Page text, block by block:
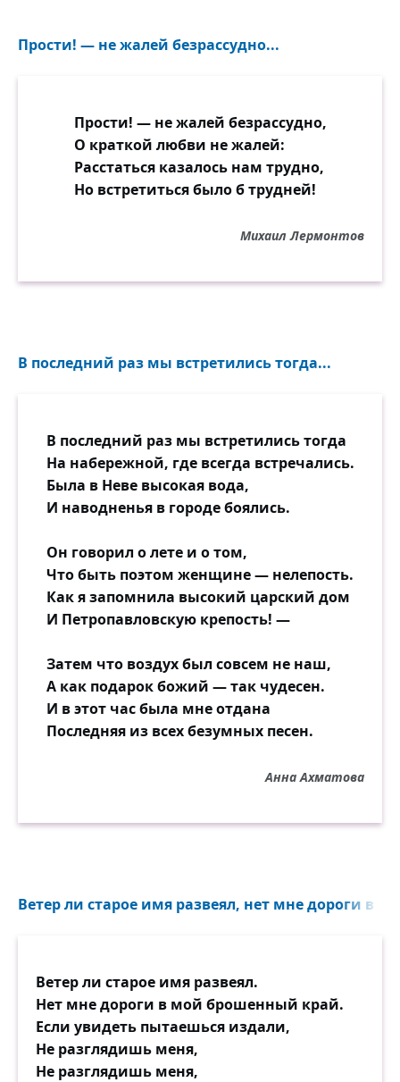
Прости! — не жалей безрассудно...
Прости! — не жалей безрассудно,
О краткой любви не жалей:
Расстаться казалось нам трудно,
Но встретиться было б трудней!
Михаил Лермонтов
В последний раз мы встретились тогда...
В последний раз мы встретились тогда
На набережной, где всегда встречались.
Была в Неве высокая вода,
И наводненья в городе боялись.
Он говорил о лете и о том,
Что быть поэтом женщине — нелепость.
Как я запомнила высокий царский дом
И Петропавловскую крепость! —
Затем что воздух был совсем не наш,
А как подарок божий — так чудесен.
И в этот час была мне отдана
Последняя из всех безумных песен.
Анна Ахматова
Ветер ли старое имя развеял, нет мне дороги в
Ветер ли старое имя развеял.
Нет мне дороги в мой брошенный край.
Если увидеть пытаешься издали,
Не разглядишь меня,
Не разглядишь меня,